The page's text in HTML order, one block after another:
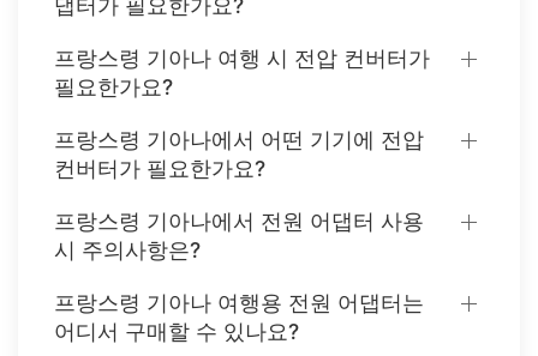
댑터가 필요한가요?
프랑스령 기아나 여행 시 전압 컨버터가
필요한가요?
프랑스령 기아나에서 어떤 기기에 전압
컨버터가 필요한가요?
프랑스령 기아나에서 전원 어댑터 사용
시 주의사항은?
프랑스령 기아나 여행용 전원 어댑터는
어디서 구매할 수 있나요?